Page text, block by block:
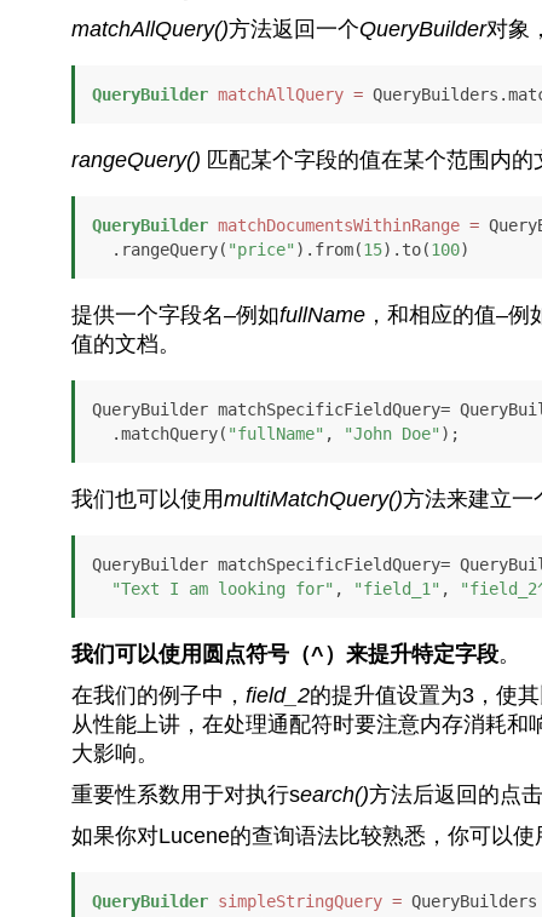
matchAllQuery()方法返回一个QueryBuilder对象
QueryBuilder matchAllQuery =
rangeQuery() 匹配某个字段的值在某个范围内的
QueryBuilder matchDocumentsWithinRange =
  .rangeQuery(
"price" ).from(15).to(100)
提供一个字段名–例如fullName，和相应的值–例
值的文档。
QueryBuilder matchSpecificFieldQuery=
  .matchQuery(
"fullName" , "John Doe" );
我们也可以使用multiMatchQuery()方法来建立一
QueryBuilder matchSpecificFieldQuery=
"Text I am looking for" , "field_1" ,
我们可以使用圆点符号（^）来提升特定字段。
在我们的例子中， field_2的提升值设置为3，使
从性能上讲，在处理通配符时要注意内存消耗
大影响。
重要性系数用于对执行search()方法后返回的点
如果你对Lucene的查询语法比较熟悉，你可以使
QueryBuilder simpleStringQuery = QueryBuilders